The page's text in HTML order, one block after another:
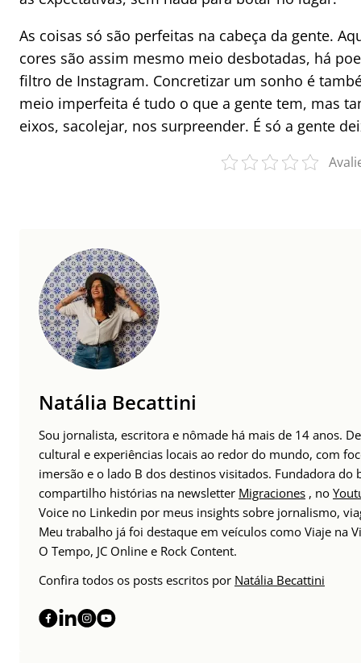
As coisas só são perfeitas na cabeça da gente.
cores são assim mesmo meio desbotadas, há
filtro de Instagram. Concretizar um sonho é
meio imperfeita é tudo o que a gente tem, mas
eixos, sacolejar, nos surpreender. É só a gente
Natália Becattini
Sou jornalista, escritora e nômade há mais de 14 anos.
cultural e experiências locais ao redor do mundo, com
imersão e o lado B dos destinos visitados. Fundadora
compartilho histórias na newsletter Migraciones , no
Voice no Linkedin por meus insights sobre jornalismo,
Meu trabalho já foi destaque em veículos como Viaje na
O Tempo, JC Online e Rock Content.
Confira todos os posts escritos por Natália Becattini